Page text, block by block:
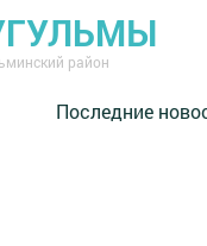
район
Последние